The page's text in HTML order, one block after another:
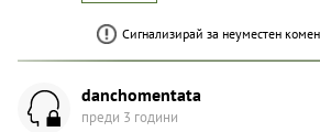
Сигнализирай за неуместен
danchomentata
преди 3 години